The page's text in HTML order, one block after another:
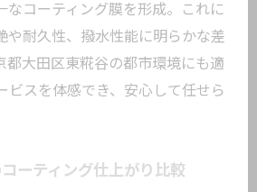
なコーティング膜を形成。これに
や耐久性、撥水性能に明らかな差
都大田区東糀谷の都市環境にも適
ビスを体感でき、安心して任せら
ーティング仕上がり比較